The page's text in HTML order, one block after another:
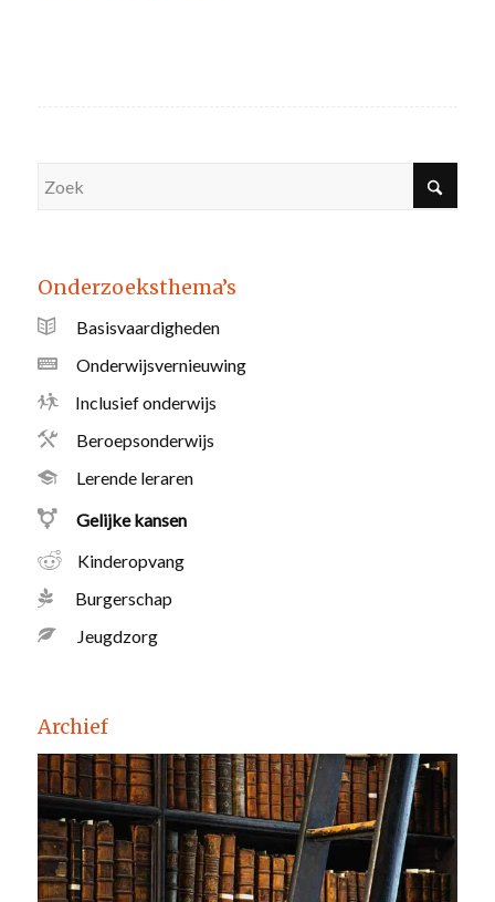
Onderzoeksthema’s
Basisvaardigheden
Onderwijsvernieuwing
Inclusief onderwijs
Beroepsonderwijs
Lerende leraren
Gelijke kansen
Kinderopvang
Burgerschap
Jeugdzorg
Archief